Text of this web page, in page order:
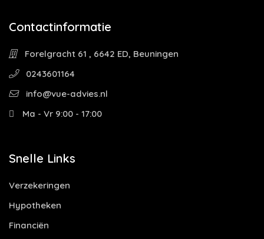
Contactinformatie
Forelgracht 61 , 6642 ED, Beuningen
0243601164
info@vue-advies.nl
Ma - Vr 9:00 - 17:00
Snelle Links
Verzekeringen
Hypotheken
Financiën